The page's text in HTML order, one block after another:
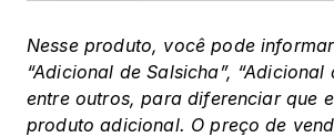
Nesse produto, você pode
“Adicional de Salsicha”, “Adicional
entre outros, para diferenciar que
produto adicional. O preço de